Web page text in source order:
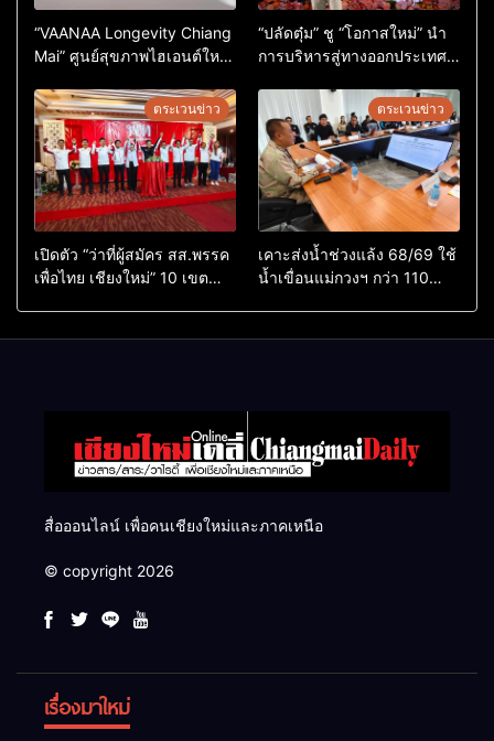
“VAANAA Longevity Chiang
Mai” ศูนย์สุขภาพไฮเอนต์ใหญ่
“ปลัดตุ๋ม” ชู “โอกาสใหม่” นำ
การบริหารสู่ทางออกประเทศ
ตระเวนข่าว
เปิดตัว “ว่าที่ผู้สมัคร สส.พรรค
เพื่อไทย เชียงใหม่” 10 เขต
ตระเวนข่าว
เคาะส่งน้ำช่วงแล้ง 68/69 ใช้
น้ำเขื่อนแม่กวงฯ กว่า 110
สื่อออนไลน์ เพื่อคนเชียงใหม่และภาคเหนือ
© copyright 2026
เรื่องมาใหม่